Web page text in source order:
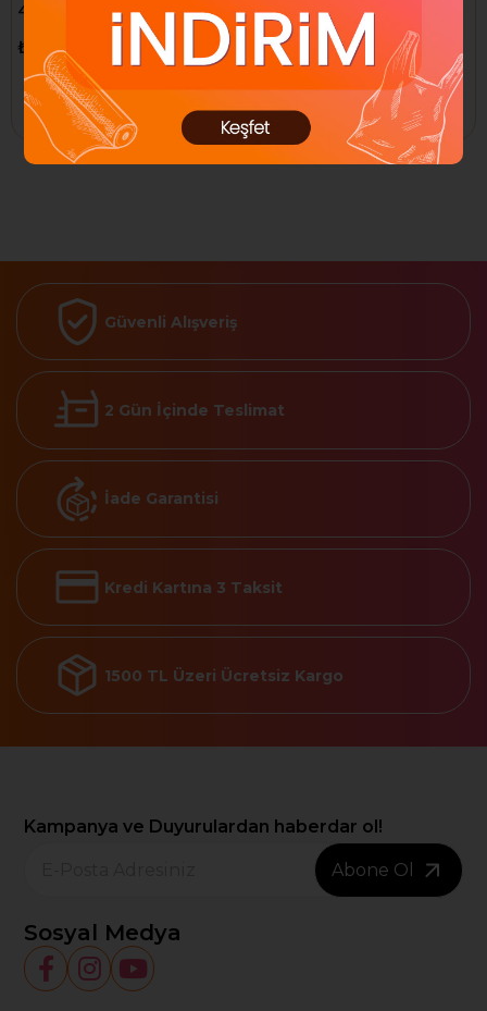
400 Gr. (Yeşil-Normal Ciltler
₺180,00
Sepete Ekle
Azulen 100 Ml.
₺75,00 ₺128,09
Sepete Ekle
Güvenli Alışveriş
2 Gün İçinde Teslimat
İade Garantisi
Kredi Kartına 3 Taksit
1500 TL Üzeri Ücretsiz Kargo
Kampanya ve Duyurulardan haberdar ol!
Abone Ol
Sosyal Medya